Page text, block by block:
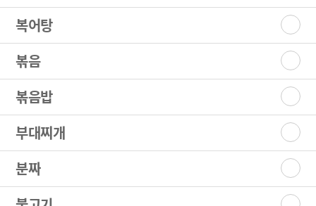
복어탕
볶음
볶음밥
부대찌개
분짜